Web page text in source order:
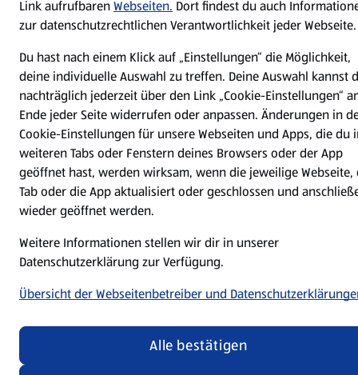
Link aufrufbarenWebseiten. Dort findest du auch
zur datenschutzrechtlichen Verantwortlichkeit jeder Webseite.
Du hast nach einem Klick auf „Einstellungen“ die Möglichkeit,
deine individuelle Auswahl zu treffen. Deine Auswahl kannst
nachträglich jederzeit über den Link „Cookie-Einstellungen“
Ende jeder Seite widerrufen oder anpassen. Änderungen in
Cookie-Einstellungen für unsere Webseiten und Apps, die du
weiteren Tabs oder Fenstern deines Browsers oder der App
geöffnet hast, werden wirksam, wenn die jeweilige Webseite,
Tab oder die App aktualisiert oder geschlossen und
wieder geöffnet werden.
Weitere Informationen stellen wir dir in unserer
Datenschutzerklärung zur Verfügung.
Übersicht der Webseitenbetreiber und
Alle bestätigen